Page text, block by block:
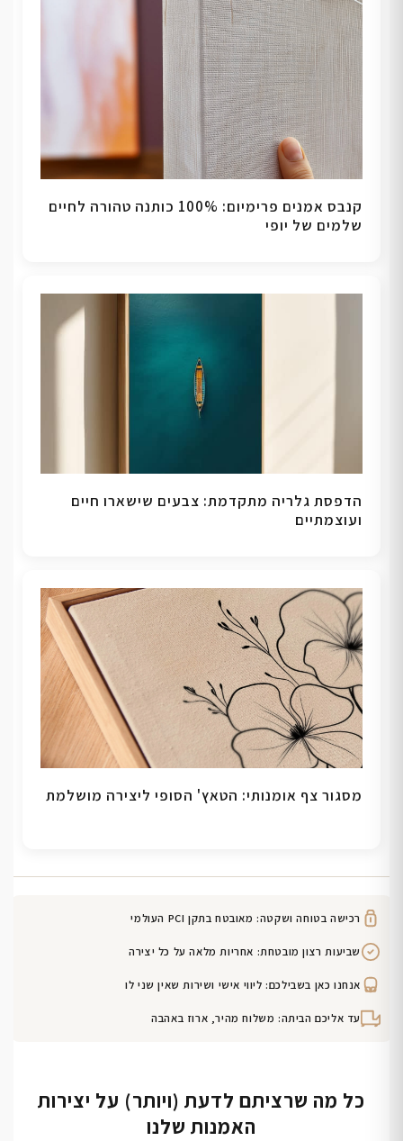
קנבס אמנים פרימיום: 100% כותנה טהורה לחיים
שלמים של יופי
הדפסת גלריה מתקדמת: צבעים שישארו חיים
ועוצמתיים
מסגור צף אומנותי: הטאץ' הסופי ליצירה מושלמת
רכישה בטוחה ושקטה: מאובטח בתקן PCI העולמי
שביעות רצון מובטחת: אחריות מלאה על כל יצירה
אנחנו כאן בשבילכם: ליווי אישי ושירות שאין שני לו
עד אליכם הביתה: משלוח מהיר, ארוז באהבה
כל מה שרציתם לדעת (ויותר) על יצירות
האמנות שלנו